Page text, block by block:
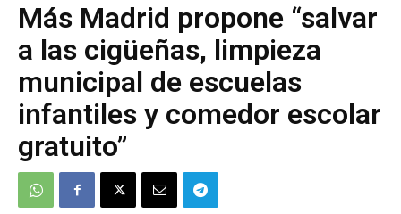
Más Madrid propone “salvar
a las cigüeñas, limpieza
municipal de escuelas
infantiles y comedor escolar
gratuito”